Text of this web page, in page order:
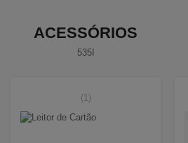
ACESSÓRIOS
535I
(1)